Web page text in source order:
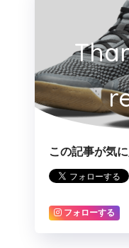
この記事が気
フォローする